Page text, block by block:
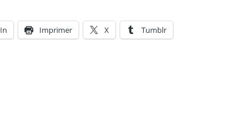
Imprimer X Tumblr